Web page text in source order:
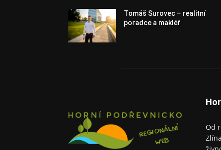
Tomáš Surovec – realitní
poradce a makléř
Od